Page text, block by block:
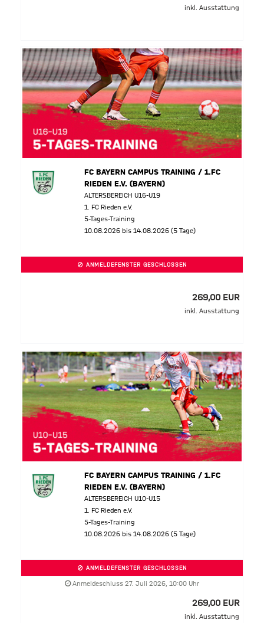
inkl. Ausstattung
FC BAYERN CAMPUS TRAINING / 1.FC
RIEDEN E.V. (BAYERN)
ALTERSBEREICH U16-U19
1. FC Rieden e.V.
5-Tages-Training
10.08.2026 bis 14.08.2026 (5 Tage)
ANMELDEFENSTER GESCHLOSSEN
269,00 EUR
inkl. Ausstattung
FC BAYERN CAMPUS TRAINING / 1.FC
RIEDEN E.V. (BAYERN)
ALTERSBEREICH U10-U15
1. FC Rieden e.V.
5-Tages-Training
10.08.2026 bis 14.08.2026 (5 Tage)
ANMELDEFENSTER GESCHLOSSEN
Anmeldeschluss 27. Juli 2026, 10:00 Uhr
269,00 EUR
inkl. Ausstattung